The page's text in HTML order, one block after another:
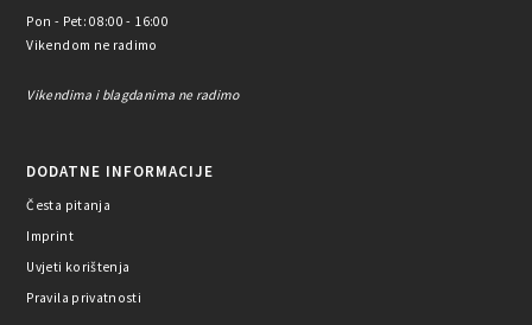
Pon - Pet: 08:00 - 16:00
Vikendom ne radimo
Vikendima i blagdanima ne radimo
DODATNE INFORMACIJE
Česta pitanja
Imprint
Uvjeti korištenja
Pravila privatnosti